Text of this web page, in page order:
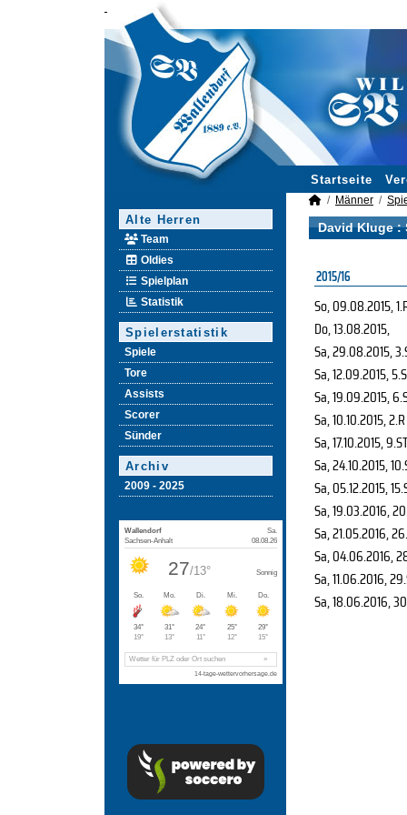
Startseite
Alte Herren
Team
Oldies
Spielplan
Statistik
Spielerstatistik
Spiele
Tore
Assists
Scorer
Sünder
Archiv
2009 - 2025
Männer
David Kluge :
2015/16
So, 09.08.2015,
Do, 13.08.2015,
Sa, 29.08.2015,
Sa, 12.09.2015,
Sa, 19.09.2015,
Sa, 10.10.2015, 2.R
Sa, 17.10.2015,
Sa, 24.10.2015,
Sa, 05.12.2015,
Sa, 19.03.2016,
Sa, 21.05.2016,
Sa, 04.06.2016,
Sa, 11.06.2016,
Sa, 18.06.2016,